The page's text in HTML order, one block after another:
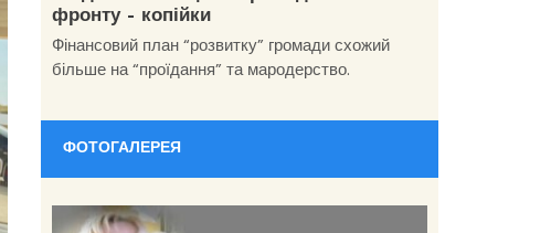
фронту – копійки
Фінансовий план “розвитку” громади схожий
більше на “проїдання” та мародерство.
ФОТОГАЛЕРЕЯ